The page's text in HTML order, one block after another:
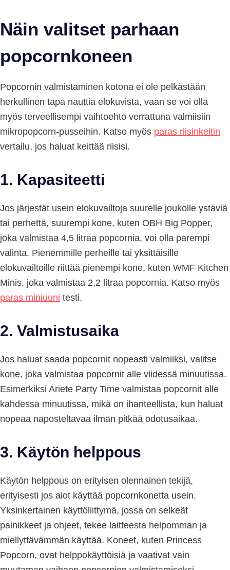
Näin valitset parhaan
popcornkoneen
Popcornin valmistaminen kotona ei ole pelkästään
herkullinen tapa nauttia elokuvista, vaan se voi olla
myös terveellisempi vaihtoehto verrattuna valmiisiin
mikropopcorn-pusseihin. Katso myös paras riisinkeitin
vertailu, jos haluat keittää riisisi.
1. Kapasiteetti
Jos järjestät usein elokuvailtoja suurelle joukolle ystäviä
tai perhettä, suurempi kone, kuten OBH Big Popper,
joka valmistaa 4,5 litraa popcornia, voi olla parempi
valinta. Pienemmille perheille tai yksittäisille
elokuvailtoille riittää pienempi kone, kuten WMF Kitchen
Minis, joka valmistaa 2,2 litraa popcornia. Katso myös
paras miniuuni testi.
2. Valmistusaika
Jos haluat saada popcornit nopeasti valmiiksi, valitse
kone, joka valmistaa popcornit alle viidessä minuutissa.
Esimerkiksi Ariete Party Time valmistaa popcornit alle
kahdessa minuutissa, mikä on ihanteellista, kun haluat
nopeaa naposteltavaa ilman pitkää odotusaikaa.
3. Käytön helppous
Käytön helppous on erityisen olennainen tekijä,
erityisesti jos aiot käyttää popcornkonetta usein.
Yksinkertainen käyttöliittymä, jossa on selkeät
painikkeet ja ohjeet, tekee laitteesta helpomman ja
miellyttävämmän käyttää. Koneet, kuten Princess
Popcorn, ovat helppokäyttöisiä ja vaativat vain